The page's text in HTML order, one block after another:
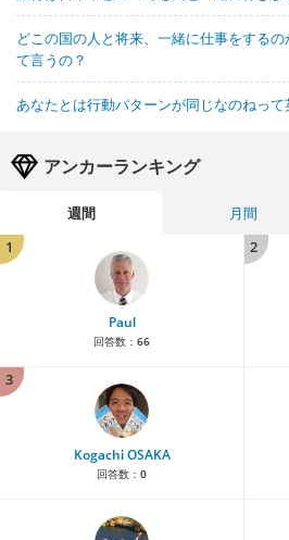
どこの国の人と将来、一緒に仕事をする
て言うの？
あなたとは行動パターンが同じなのねって
アンカーランキング
週間 月間
1
Paul
回答数： 66
2
3
Kogachi OSAKA
回答数： 0